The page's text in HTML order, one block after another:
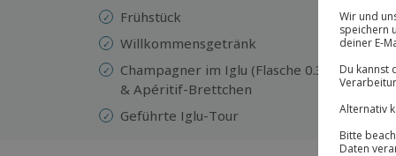
Frühstück
Willkommensgetränk
Champagner im Iglu (Flasche 0.375l)
& Apéritif-Brettchen
Geführte Iglu-Tour